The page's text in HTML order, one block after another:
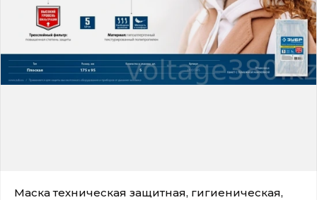
Маска техническая защитная, гигиеническая,